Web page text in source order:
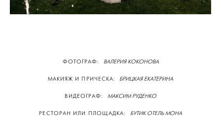
ФОТОГРАФ: ВАЛЕРИЯ КОКОНОВА
МАКИЯЖ И ПРИЧЕСКА: БРИЦКАЯ ЕКАТЕРИНА
ВИДЕОГРАФ: МАКСИМ РУДЕНКО
РЕСТОРАН ИЛИ ПЛОЩАДКА: БУТИК ОТЕЛЬ МОНА